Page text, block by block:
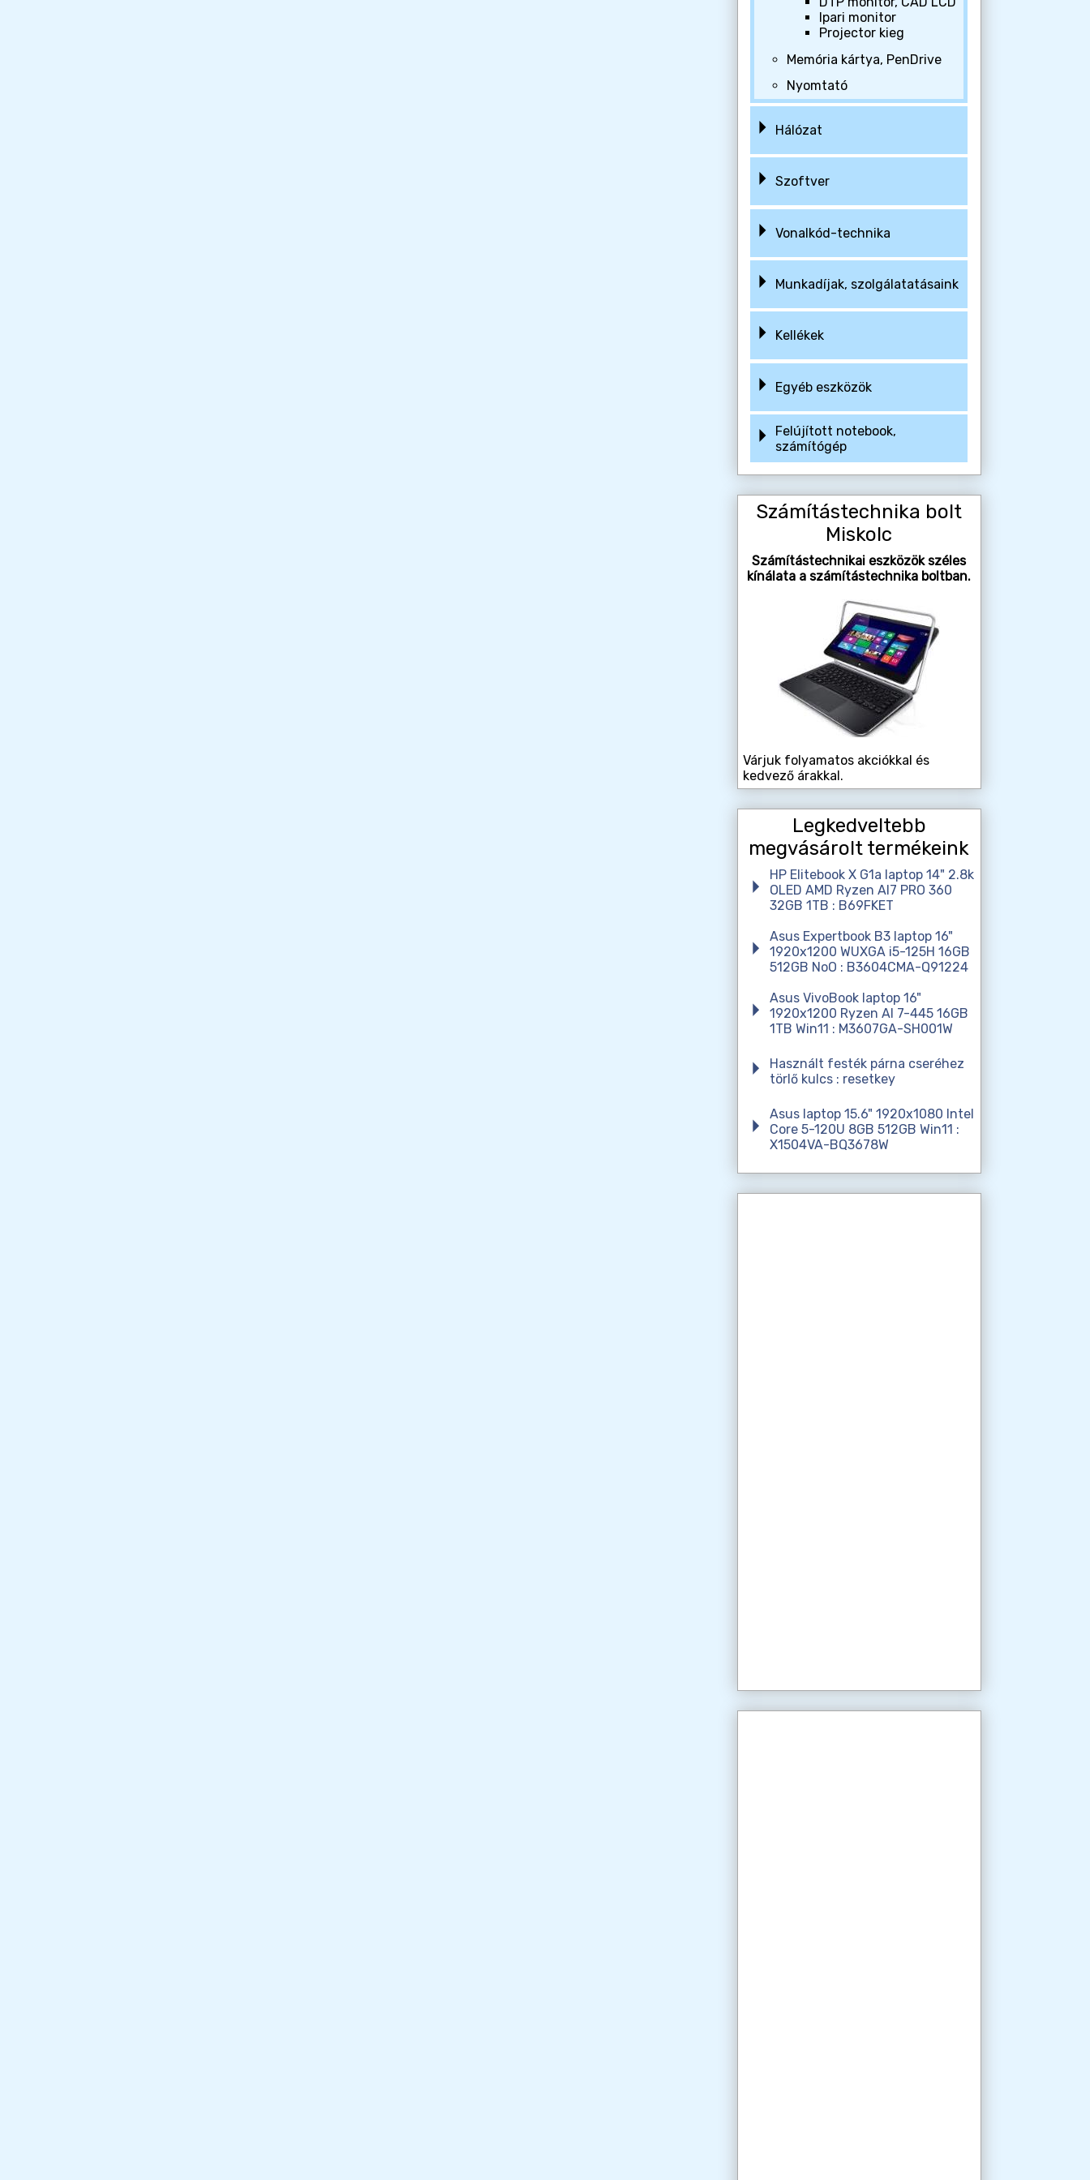
Ipari monitor
Projector kieg
Memória kártya, PenDrive
Nyomtató
Hálózat
Szoftver
Vonalkód-technika
Munkadíjak, szolgálatatásaink
Kellékek
Egyéb eszközök
Felújított notebook,
számítógép
Számítástechnika bolt
Miskolc
Számítástechnikai eszközök széles
kínálata a számítástechnika boltban.
Várjuk folyamatos akciókkal és
kedvező árakkal.
Legkedveltebb
megvásárolt termékeink
HP Elitebook X G1a laptop 14" 2.8k
OLED AMD Ryzen AI7 PRO 360
32GB 1TB : B69FKET
Asus Expertbook B3 laptop 16"
1920x1200 WUXGA i5-125H 16GB
512GB NoO : B3604CMA-Q91224
Asus VivoBook laptop 16"
1920x1200 Ryzen AI 7-445 16GB
1TB Win11 : M3607GA-SH001W
Használt festék párna cseréhez
törlő kulcs : resetkey
Asus laptop 15.6" 1920x1080 Intel
Core 5-120U 8GB 512GB Win11 :
X1504VA-BQ3678W